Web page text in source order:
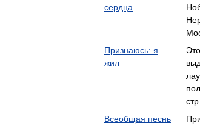
сердца
Признаюсь: я
жил
Всеобщая песнь